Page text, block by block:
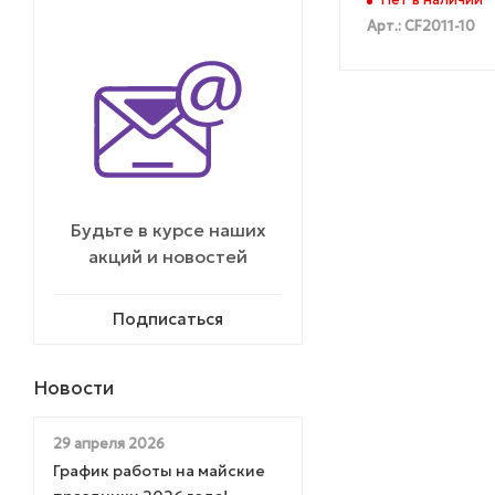
Арт.: CF2011-10
Будьте в курсе наших
акций и новостей
Подписаться
Новости
29 апреля 2026
График работы на майские